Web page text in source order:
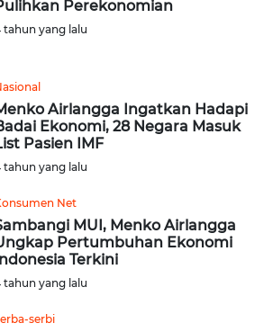
Perekonomian
tahun yang lalu
Airlangga Ingatkan Hadapi
Ekonomi, 28 Negara Masuk
Pasien IMF
tahun yang lalu
Net
MUI, Menko Airlangga
Pertumbuhan Ekonomi
Indonesia Terkini
tahun yang lalu
serbi